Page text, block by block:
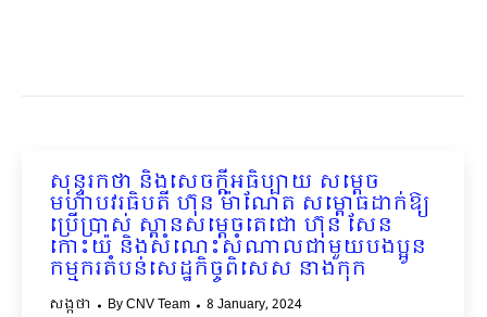
សុន្ទរកថា និងសេចក្ដីអធិប្បាយ សម្ដេច
មហាបវរធិបតី ហ៊ុន ម៉ាណែត សម្ពោធដាក់ឱ្យ
ប្រើប្រាស់ ស្ពានសម្ដេចតេជោ ហ៊ុន សែន
កោះយ៉ និងសំណេះសំណាលជាមួយបងប្អូន
កម្មករតំបន់សេដ្ឋកិច្ចពិសេស នាងកុក
សង្កថា ByCNV Team 8 January, 2024